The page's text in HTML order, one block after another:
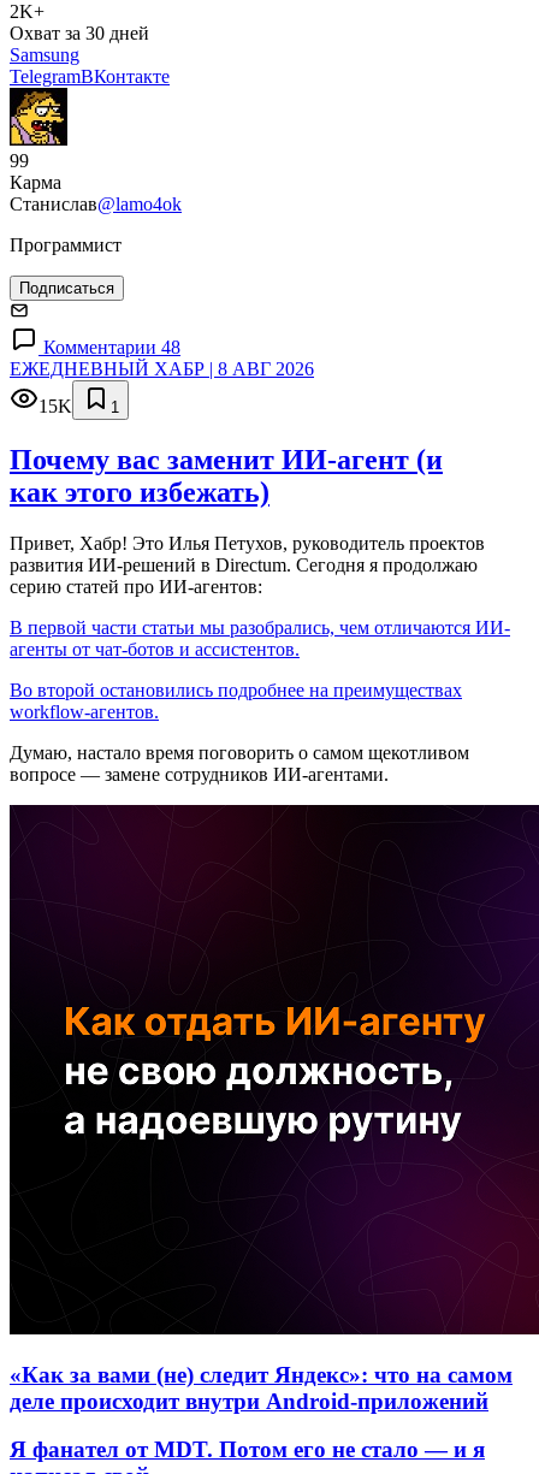
2K+
Охват за 30 дней
Samsung
TelegramВКонтакте
99
Карма
Станислав@lamo4ok
Программист
Подписаться
Комментарии 48
ЕЖЕДНЕВНЫЙ ХАБР | 8 АВГ 2026
15K
1
Почему вас заменит ИИ‑агент (и
как этого избежать)
Привет, Хабр! Это Илья Петухов, руководитель проектов
развития ИИ-решений в Directum. Сегодня я продолжаю
серию статей про ИИ-агентов:
В первой части статьи мы разобрались, чем отличаются ИИ-
агенты от чат-ботов и ассистентов.
Во второй остановились подробнее на преимуществах
workflow-агентов.
Думаю, настало время поговорить о самом щекотливом
вопросе — замене сотрудников ИИ-агентами.
«Как за вами (не) следит Яндекс»: что на самом
деле происходит внутри Android-приложений
Я фанател от MDT. Потом его не стало — и я